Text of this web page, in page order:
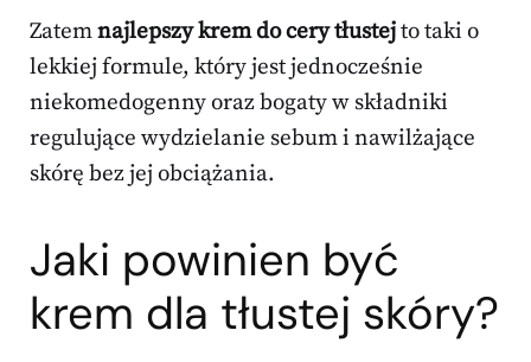
Zatemnajlepszy krem do cery tłustejto taki o
lekkiej formule, który jest jednocześnie
niekomedogenny oraz bogaty w składniki
regulujące wydzielanie sebum i nawilżające
skórę bez jej obciążania.
Jaki powinien być
krem dla tłustej skóry?